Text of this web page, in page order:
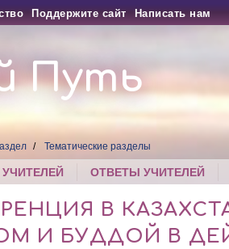
Поддержите сайт Написать нам
Путь
Тематические разделы
ОТВЕТЫ УЧИТЕЛЕЙ
В
И БУДДОЙ В